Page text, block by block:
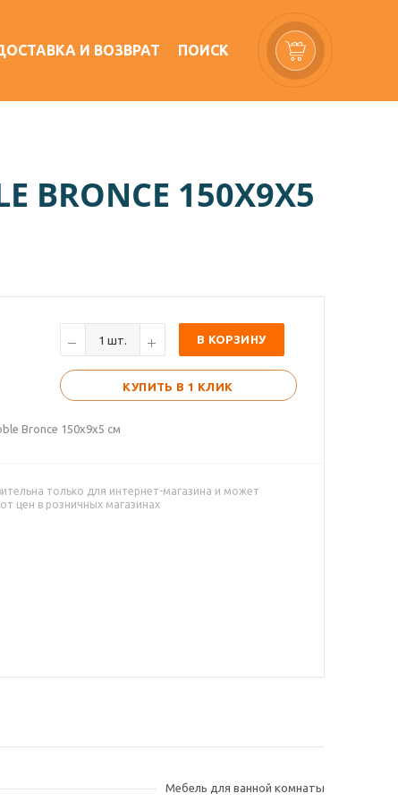
И ВОЗВРАТ ПОИСК
BRONCE 150X9Х5
В КОРЗИНУ
КУПИТЬ В 1 КЛИК
Bronce 150x9х5 см
только для интернет-магазина и может
цен в розничных магазинах
Мебель для ванной комнаты